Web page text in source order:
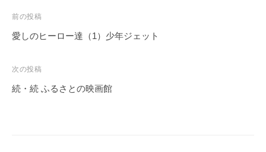
投
稿
ビ
ゲ
前の投稿
愛しのヒーロー達（1）少年ジェット
次の投稿
続・続 ふるさとの映画館